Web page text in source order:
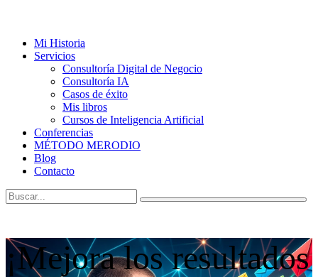
Mi Historia
Servicios
Consultoría Digital de Negocio
Consultoría IA
Casos de éxito
Mis libros
Cursos de Inteligencia Artificial
Conferencias
MÉTODO MERODIO
Blog
Contacto
¡Mejora los resultados